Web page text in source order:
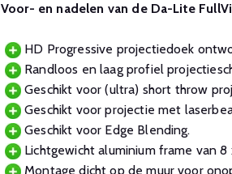
Voor- en nadelen van de Da-Lite
HD Progressive projectiedoek
Randloos en laag profiel
Geschikt voor (ultra) short throw
Geschikt voor projectie met
Geschikt voor Edge Blending.
Lichtgewicht aluminium frame van 8
Montage dicht op de muur voor